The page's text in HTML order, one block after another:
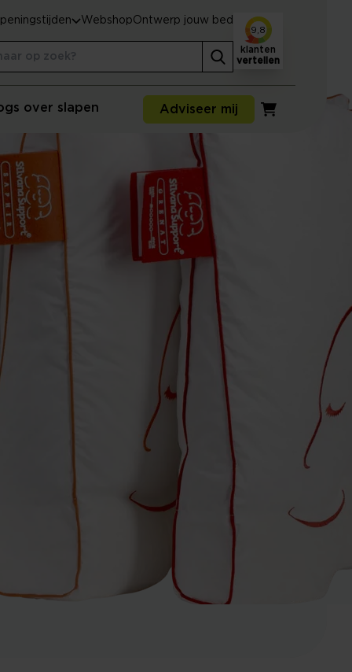
over slapen Adviseer mij
Winkelwagen
WebshopOntwerp jouw bed
9,8
klanten
vertellen